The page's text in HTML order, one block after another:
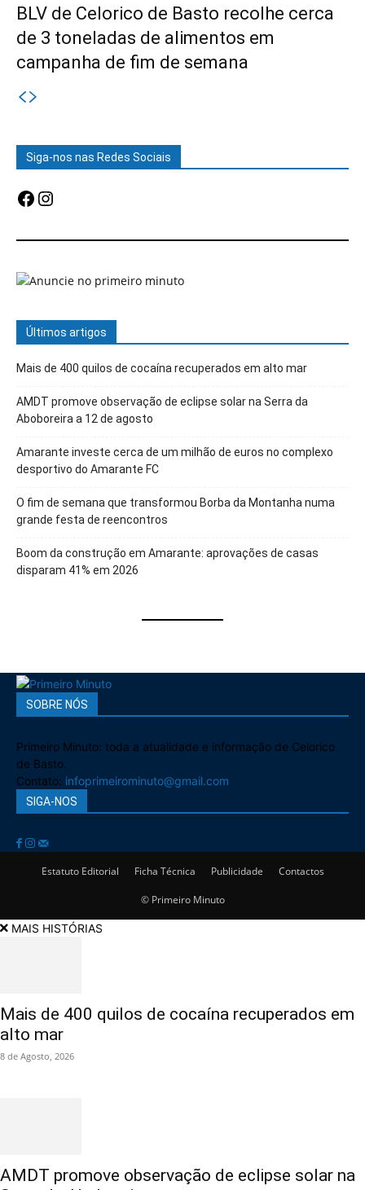
BLV de Celorico de Basto recolhe cerca
de 3 toneladas de alimentos em
campanha de fim de semana
Siga-nos nas Redes Sociais
Facebook
Instagram
Últimos artigos
Mais de 400 quilos de cocaína recuperados em alto mar
AMDT promove observação de eclipse solar na Serra da
Aboboreira a 12 de agosto
Amarante investe cerca de um milhão de euros no complexo
desportivo do Amarante FC
O fim de semana que transformou Borba da Montanha numa
grande festa de reencontros
Boom da construção em Amarante: aprovações de casas
disparam 41% em 2026
SOBRE NÓS
Primeiro Minuto: toda a atualidade e informação de Celorico
de Basto.
Contato: infoprimeirominuto@gmail.com
SIGA-NOS
Estatuto Editorial Ficha Técnica Publicidade Contactos
© Primeiro Minuto
MAIS HISTÓRIAS
Mais de 400 quilos de cocaína recuperados em
alto mar
8 de Agosto, 2026
AMDT promove observação de eclipse solar na